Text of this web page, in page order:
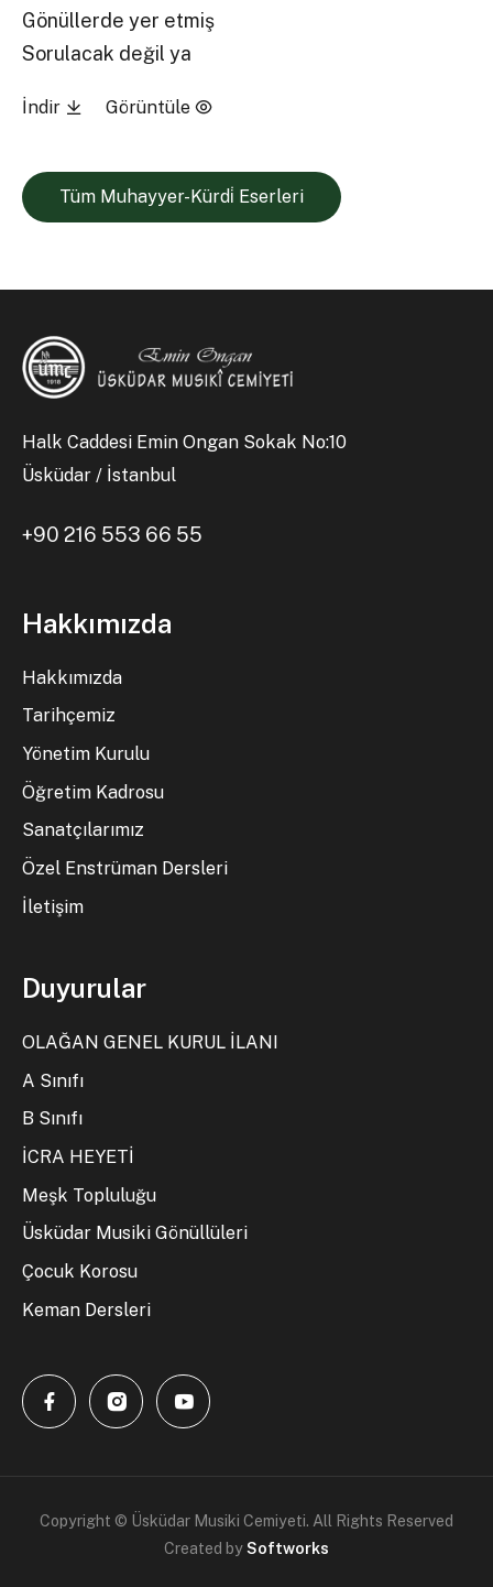
Gönüllerde yer etmiş
Sorulacak değil ya
İndir Görüntüle
Tüm Muhayyer-Kürdi̇ Eserleri
Halk Caddesi Emin Ongan Sokak No:10
Üsküdar / İstanbul
+90 216 553 66 55
Hakkımızda
Hakkımızda
Tarihçemiz
Yönetim Kurulu
Öğretim Kadrosu
Sanatçılarımız
Özel Enstrüman Dersleri
İletişim
Duyurular
OLAĞAN GENEL KURUL İLANI
A Sınıfı
B Sınıfı
İCRA HEYETİ
Meşk Topluluğu
Üsküdar Musiki Gönüllüleri
Çocuk Korosu
Keman Dersleri
Copyright © Üsküdar Musiki Cemiyeti. All Rights Reserved
Created bySoftworks